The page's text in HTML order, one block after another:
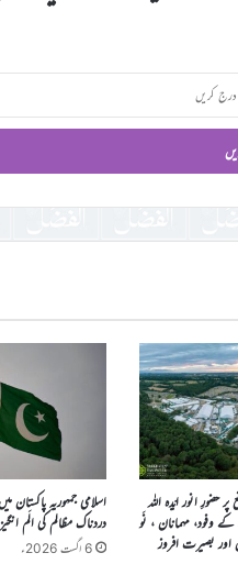
۲۰۲۶ء کے موقع پر حضورِ انور ایّدہ الله
کے وفود، مہمانان ، نَو
اور بصیرت افروز
اسلامی جمہوریہ
دردناک مظالم کی الَم
6 اگست 2026ء